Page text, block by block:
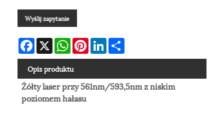
Wyślij zapytanie
Facebook
X WhatsAppPinterestLinkedIn
Opis produktu
Żółty laser przy 561nm/593,5nm z niskim
poziomem hałasu